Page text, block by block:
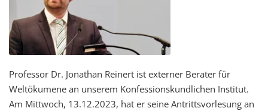
Professor Dr. Jonathan Reinert ist externer Berater für
Weltökumene an unserem Konfessionskundlichen Institut.
Am Mittwoch, 13.12.2023, hat er seine Antrittsvorlesung an